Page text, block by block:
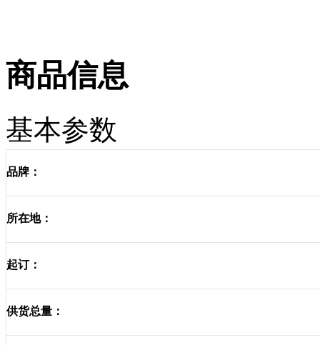
商品信息
基本参数
品牌：
所在地：
起订：
供货总量：